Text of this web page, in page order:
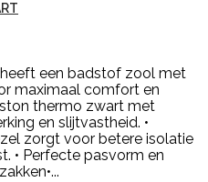
een badstof zool met
maximaal comfort en
thermo zwart met
en slijtvastheid. •
zorgt voor betere isolatie
• Perfecte pasvorm en